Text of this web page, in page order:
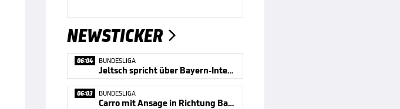
NEWSTICKER 
06:04 BUNDESLIGA
Jeltsch spricht über Bayern-Interesse
06:03 BUNDESLIGA
Carro mit Ansage in Richtung Bayern